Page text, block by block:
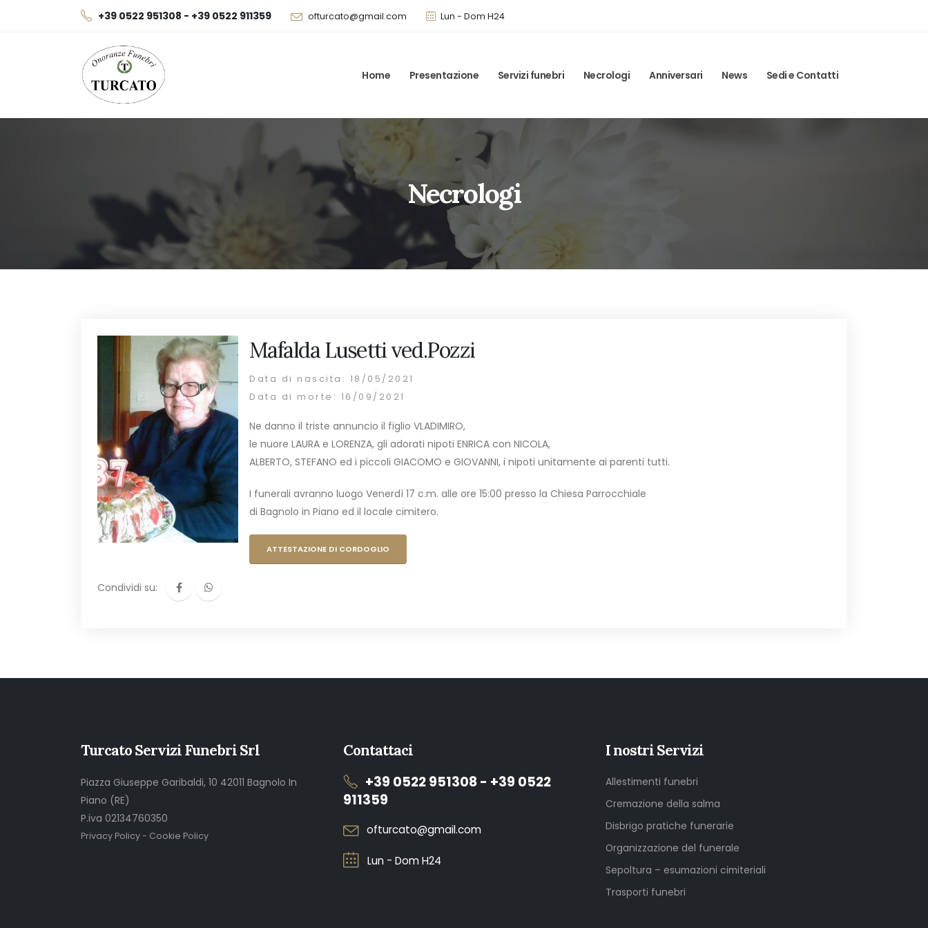
+39 0522 951308 - +39 0522 911359 ofturcato@gmail.com Lun - Dom H24
Home Presentazione Servizi funebri Necrologi Anniversari News Sedi e Contatti
Necrologi
Mafalda Lusetti ved.Pozzi
Data di nascita: 18/05/2021
Data di morte: 16/09/2021
Ne danno il triste annuncio il figlio VLADIMIRO,
le nuore LAURA e LORENZA, gli adorati nipoti ENRICA con NICOLA,
ALBERTO, STEFANO ed i piccoli GIACOMO e GIOVANNI, i nipoti unitamente ai parenti tutti.
I funerali avranno luogo Venerdì 17 c.m. alle ore 15:00 presso la Chiesa Parrocchiale
di Bagnolo in Piano ed il locale cimitero.
ATTESTAZIONE DI CORDOGLIO
Condividi su:
Turcato Servizi Funebri Srl
Piazza Giuseppe Garibaldi, 10 42011 Bagnolo In
Piano (RE)
P.iva 02134760350
Privacy Policy- Cookie Policy
Contattaci
+39 0522 951308 - +39 0522
911359
ofturcato@gmail.com
Lun - Dom H24
I nostri Servizi
Allestimenti funebri
Cremazione della salma
Disbrigo pratiche funerarie
Organizzazione del funerale
Sepoltura – esumazioni cimiteriali
Trasporti funebri